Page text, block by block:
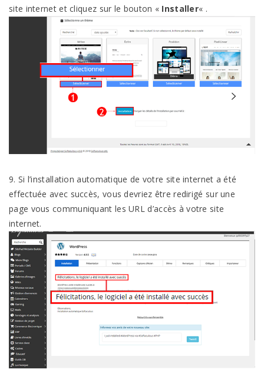
site internet et cliquez sur le bouton « Installer« .
9. Si l’installation automatique de votre site internet a été
effectuée avec succès, vous devriez être redirigé sur une
page vous communiquant les URL d’accès à votre site
internet.